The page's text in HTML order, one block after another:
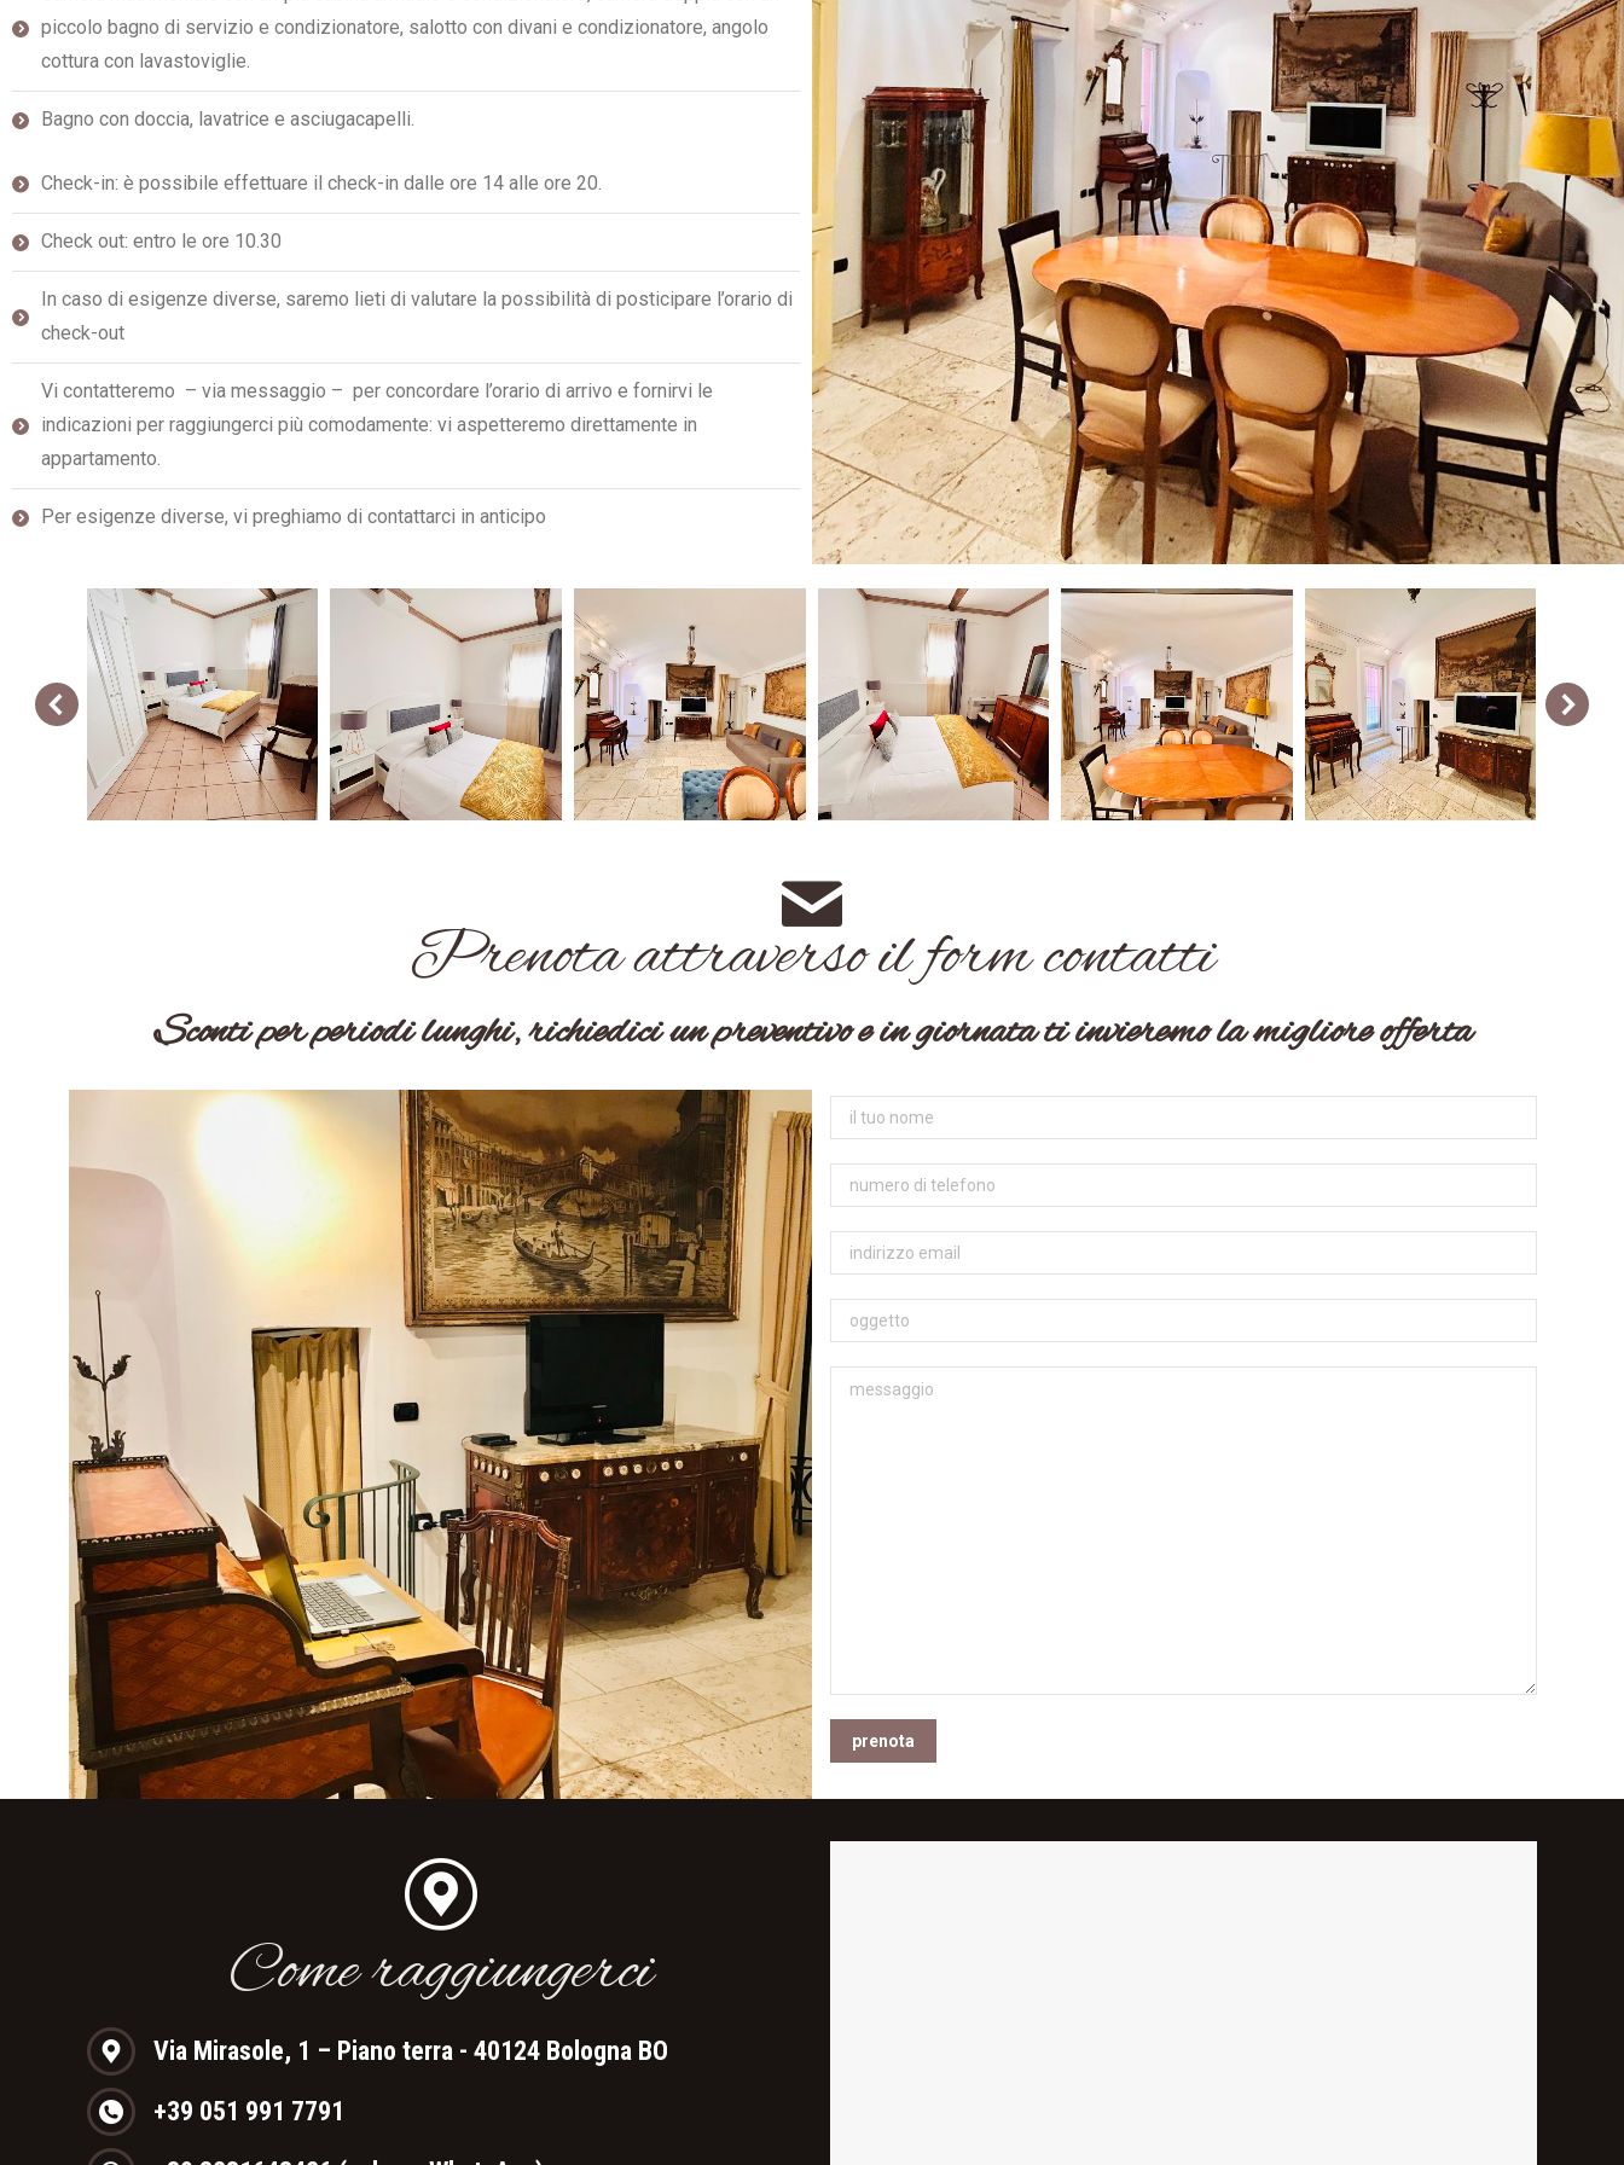
piccolo bagno di servizio e condizionatore, salotto con divani e condizionatore, angolo
cottura con lavastoviglie.
Bagno con doccia, lavatrice e asciugacapelli.
Check-in: è possibile effettuare il check-in dalle ore 14 alle ore 20.
Check out: entro le ore 10.30
In caso di esigenze diverse, saremo lieti di valutare la possibilità di posticipare l’orario di
check-out
Vi contatteremo – via messaggio – per concordare l’orario di arrivo e fornirvi le
indicazioni per raggiungerci più comodamente: vi aspetteremo direttamente in
appartamento.
Per esigenze diverse, vi preghiamo di contattarci in anticipo
Prenota attraverso il form contatti
Sconti per periodi lunghi, richiedici un preventivo e in giornata ti invieremo la migliore offerta
Come raggiungerci
Via Mirasole, 1 – Piano terra - 40124 Bologna BO
+39 051 991 7791